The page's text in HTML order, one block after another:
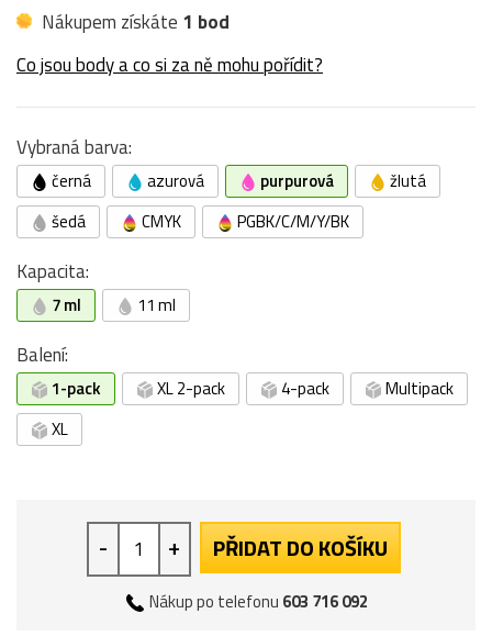
Nákupem získáte 1 bod
Co jsou body a co si za ně mohu pořídit?
Vybraná barva:
černá azurová purpurová
žlutá
šedá
CMYK PGBK/C/M/Y/BK
Kapacita:
7 ml 11 ml
Balení:
1-pack XL 2-pack 4-pack
Multipack
XL
- + PŘIDAT DO KOŠÍKU
Nákup po telefonu 603 716 092